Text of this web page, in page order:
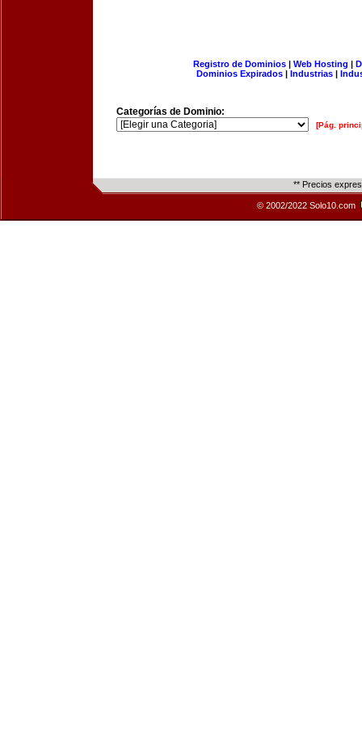
Registro de Dominios| Web Hosting |
Dominios Expirados | Industrias |
Categorías de Dominio:
[Pág.
** Precios
© 2002/2022 Solo10.com